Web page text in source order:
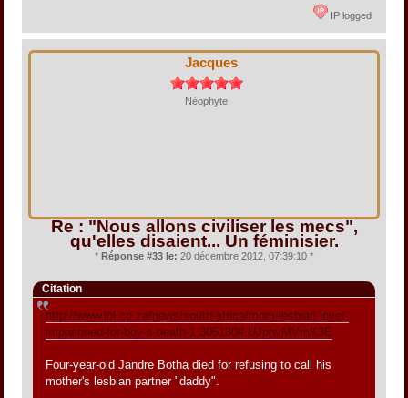
IP logged
Jacques
Néophyte
Re : "Nous allons civiliser les mecs",
qu'elles disaient... Un féminisier.
* Réponse #33 le: 20 décembre 2012, 07:39:10 *
Citation
http://www.iol.co.za/news/south-africa/mom-lesbian-lover-
imprisoned-for-boy-s-death-1.305130#.UJphvMVmK3E
Four-year-old Jandre Botha died for refusing to call his
mother's lesbian partner "daddy".